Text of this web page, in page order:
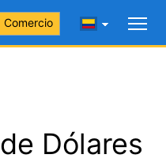
Comercio
Dólares